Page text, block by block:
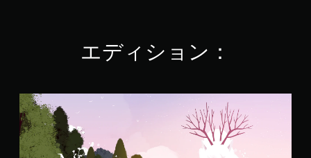
エディション：
N
e
v
a